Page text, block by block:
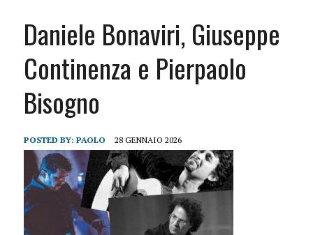
Daniele Bonaviri, Giuseppe
Continenza e Pierpaolo
Bisogno
POSTED BY: PAOLO 28 GENNAIO 2026